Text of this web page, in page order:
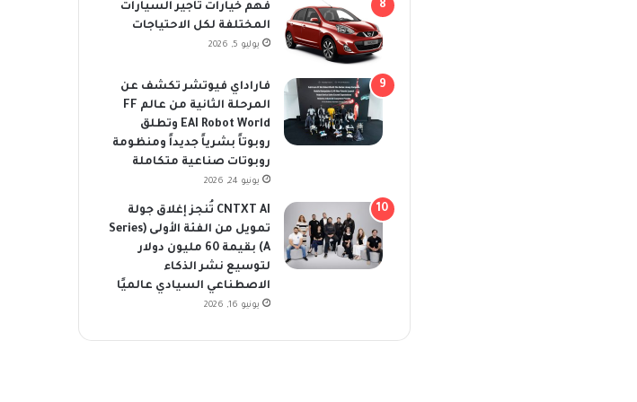
فهم خيارات تأجير السيارات
المختلفة لكل الاحتياجات
يوليو 5, 2026
فاراداي فيوتشر تكشف عن
المرحلة الثانية من عالم FF
EAI Robot World وتطلق
روبوتاً بشرياً جديداً ومنظومة
روبوتات صناعية متكاملة
يونيو 24, 2026
CNTXT AI تُنجز إغلاق جولة
تمويل من الفئة الأولى (Series
A) بقيمة 60 مليون دولار
لتوسيع نشر الذكاء
الاصطناعي السيادي عالميًا
يونيو 16, 2026